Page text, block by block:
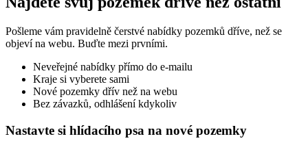
Pošleme vám pravidelně čerstvé nabídky pozemků dříve, než se
objeví na webu. Buďte mezi prvními.
Neveřejné nabídky přímo do e-mailu
Kraje si vyberete sami
Nové pozemky dřív než na webu
Bez závazků, odhlášení kdykoliv
Nastavte si hlídacího psa na nové pozemky